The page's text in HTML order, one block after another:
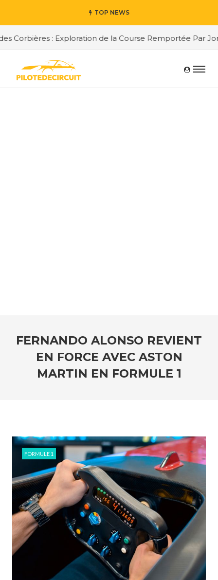
TOP NEWS
: Exploration de la Course Remportée Par
FERNANDO ALONSO REVIENT
EN FORCE AVEC ASTON
MARTIN EN FORMULE 1
FORMULE 1